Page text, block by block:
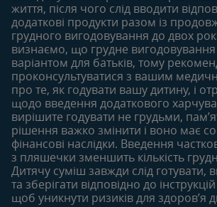
18-24 місяців
Статті
Продукти
життя, після чого слід вводити
додаткові продукти разом із
грудного вигодовування до двох
визнаємо, що грудне
варіантом для батьків, тому
проконсультуватися з вашим
про те, як годувати вашу дитину, і
щодо введення додаткового
вирішите годувати не грудьми,
рішення важко змінити і воно має
фінансові наслідки. Введення
з пляшечки зменшить кількість
Дитячу суміш завжди слід готувати,
та зберігати відповідно до
щоб уникнути ризиків для здоров’я